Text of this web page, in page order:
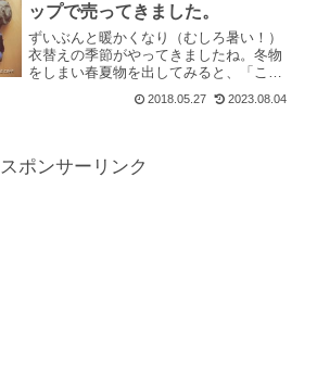
ップで売ってきました。
ずいぶんと暖かくなり（むしろ暑い！）
衣替えの季節がやってきましたね。冬物
をしまい春夏物を出してみると、「これ
はもう着ないな～」というものが出てく
るものです。先日実家に帰ったときにち
2018.05.27 2023.08.04
スポンサーリンク